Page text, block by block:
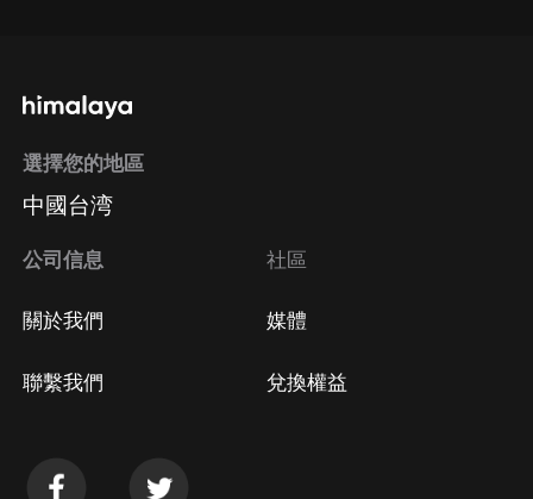
選擇您的地區
中國台湾
公司信息
關於我們
聯繫我們
社區
媒體
兌換權益